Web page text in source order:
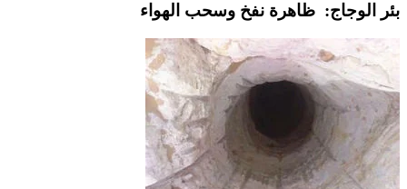
بئر الوجاج: ظاهرة نفخ وسحب الهواء